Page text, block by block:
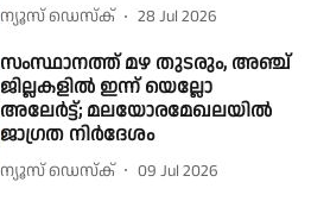
ന്യൂസ് ഡെസ്ക് 28 Jul 2026
സംസ്ഥാനത്ത് മഴ തുടരും, അഞ്ച്
ജില്ലകളിൽ ഇന്ന് യെല്ലോ
അലേർട്ട്; മലയോരമേഖലയിൽ
ജാഗ്രത നിർദേശം
ന്യൂസ് ഡെസ്ക് 09 Jul 2026